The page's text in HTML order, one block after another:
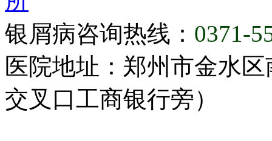
银屑病咨询热线： 0371-
医院地址：郑州市金水
交叉口工商银行旁）